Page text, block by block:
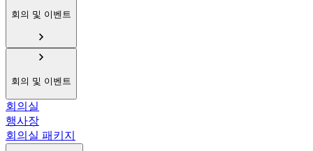
회의 및 이벤트
회의 및 이벤트
회의실
행사장
회의실 패키지